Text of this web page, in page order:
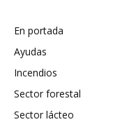
En portada
Ayudas
Incendios
Sector forestal
Sector lácteo